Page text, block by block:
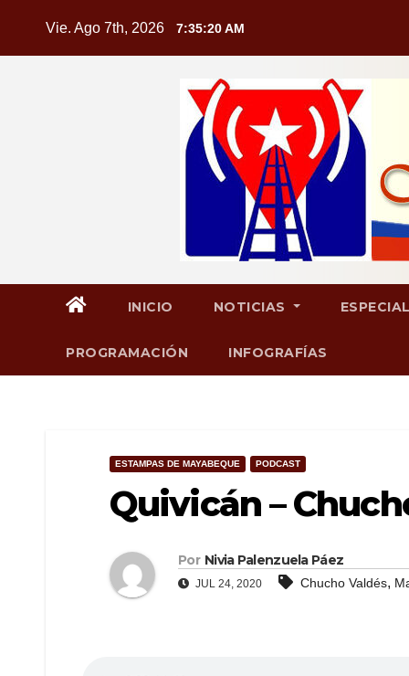
Vie. Ago 7th, 2026 7:35:21 AM
INICIO NOTICIAS
PROGRAMACIÓN INFOGRAFÍAS
ESTAMPAS DE MAYABEQUE PODCAST
Quivicán –
Por Nivia Palenzuela Páez
JUL 24, 2020 Chucho Valdés,